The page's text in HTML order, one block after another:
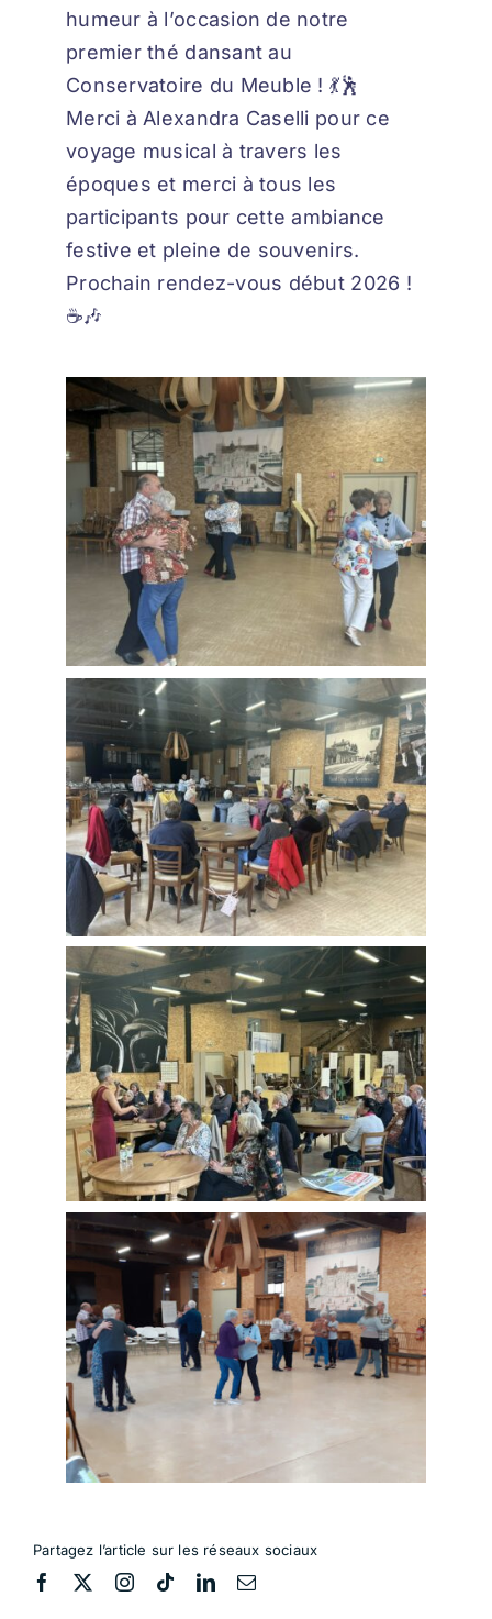
humeur à l’occasion de notre
premier thé dansant au
Conservatoire du Meuble ! 💃🕺
Merci à Alexandra Caselli pour ce
voyage musical à travers les
époques et merci à tous les
participants pour cette ambiance
festive et pleine de souvenirs.
Prochain rendez-vous début 2026 !
☕🎶
Partagez l’article sur les réseaux sociaux